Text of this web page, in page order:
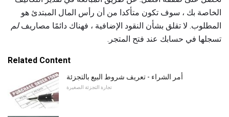
الخاصة بك ، سوف تكون متأكدا من أن رأس المال المبتدئ هو
المطلوب. لا تقلق بشأن النقود الإضافية ، فهناك دائمًا مصاريفلم
تسجلها في حسابك عند فتح المتجر.
Related Content
أمر الشراء - تعريف شروط البيع بالتجزئة
تجارة التجزئة الصغيرة